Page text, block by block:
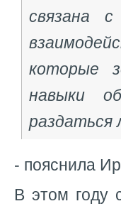
связана с
которые
навыки
раздаться
- пояснила
В этом году